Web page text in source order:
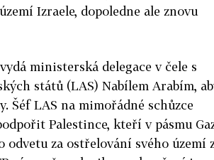
Izraele, dopoledne ale znovu
ministerská delegace v čele s
států (LAS) Nabílem Arabím,
Šéf LAS na mimořádné schůzce
Palestince, kteří v pásmu
odvetu za ostřelování svého území